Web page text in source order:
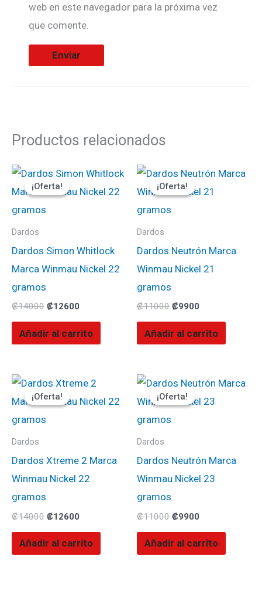
web en este navegador para la próxima vez
que comente.
Productos relacionados
¡Oferta!
¡Oferta!
Dardos
Dardos Simon Whitlock
Marca Winmau Nickel 22
gramos
₡14000
El
precio
original
₡12600
El
precio
actual
Añadir al carrito
¡Oferta!
¡Oferta!
Dardos
Dardos Neutrón Marca
Winmau Nickel 21
gramos
₡11000
El
precio
original
₡9900
El
precio
actual
Añadir al carrito
¡Oferta!
¡Oferta!
Dardos
Dardos Xtreme 2 Marca
Winmau Nickel 22
gramos
₡14000
El
original
₡12600
El
actual
Añadir al carrito
¡Oferta!
¡Oferta!
Dardos
Dardos Neutrón Marca
Winmau Nickel 23
gramos
₡11000
El
original
₡9900
El
actual
Añadir al carrito